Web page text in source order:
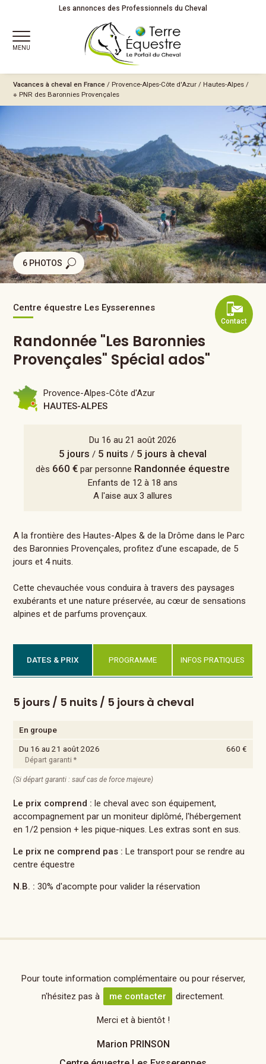
Les annonces des Professionnels du Cheval
MENU
Vacances à cheval en France / Provence-Alpes-Côte d'Azur / Hautes-Alpes /
※ PNR des Baronnies Provençales
6 PHOTOS
Contact
Centre équestre Les Eysserennes
Randonnée "Les Baronnies
Provençales" Spécial ados"
Du 16 au 21 août 2026
5 jours / 5 nuits / 5 jours à cheval
dès 660 € par personne Randonnée équestre
Enfants de 12 à 18 ans
A l'aise aux 3 allures
Provence-Alpes-Côte d'Azur
HAUTES-ALPES
A la frontière des Hautes-Alpes & de la Drôme dans le Parc
des Baronnies Provençales, profitez d’une escapade, de 5
jours et 4 nuits.
Cette chevauchée vous conduira à travers des paysages
exubérants et une nature préservée, au cœur de sensations
alpines et de parfums provençaux.
DATES & PRIX PROGRAMME INFOS PRATIQUES
5 jours / 5 nuits / 5 jours à cheval
En groupe
Du 16 au 21 août 2026
660 €
Départ garanti *
(Si départ garanti : sauf cas de force majeure)
Le prix comprend : le cheval avec son équipement,
accompagnement par un moniteur diplômé, l'hébergement
en 1/2 pension + les pique-niques. Les extras sont en sus.
Le prix ne comprend pas : Le transport pour se rendre au
centre équestre
N.B. : 30% d'acompte pour valider la réservation
Pour toute information complémentaire ou pour réserver,
n'hésitez pas à
me contacter directement.
Merci et à bientôt !
Marion PRINSON